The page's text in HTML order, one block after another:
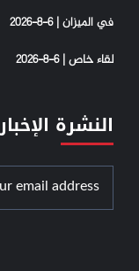
في الميزان | 6-8-2026
لقاء خاص | 6-8-2026
النشرة